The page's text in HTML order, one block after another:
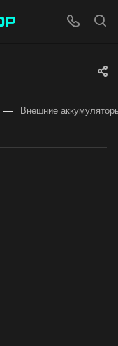
— Внешние